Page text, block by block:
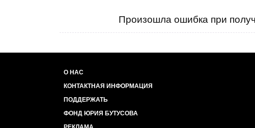
Произошла ошибка при
О НАС
КОНТАКТНАЯ ИНФОРМАЦИЯ
ПОДДЕРЖАТЬ
ФОНД ЮРИЯ БУТУСОВА